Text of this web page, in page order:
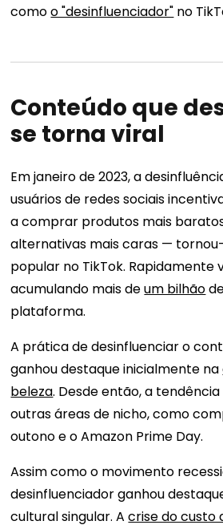
comoo "desinfluenciador" no
Conteúdo que
se torna viral
Em janeiro de 2023, a
usuários de redes sociais
a comprar produtos mais
alternativas mais caras —
popular no TikTok. Rapidamente
acumulando mais deum bilhão
plataforma.
A prática de desinfluenciar o
ganhou destaque inicialmente na
beleza. Desde então, a
outras áreas de nicho, como
outono e o Amazon Prime Day.
Assim como o movimento
desinfluenciador ganhou
cultural singular. Acrise do custo